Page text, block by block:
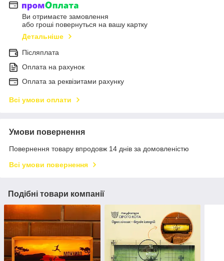
Ви отримаєте замовлення
або гроші повернуться на вашу картку
Детальніше
Післяплата
Оплата на рахунок
Оплата за реквізитами рахунку
Всі умови оплати
Умови повернення
Повернення товару впродовж 14 днів за домовленістю
Всі умови повернення
Подібні товари компанії